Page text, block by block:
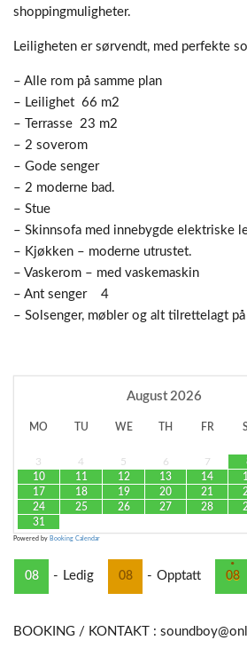
shoppingmuligheter.
Leiligheten er sørvendt, med perfekte
– Alle rom på samme plan
– Leilighet 66 m2
– Terrasse 23 m2
– 2 soverom
– Gode senger
– 2 moderne bad.
– Stue
– Skinnsofa med innebygde elektriske
– Kjøkken – moderne utrustet.
– Vaskerom – med vaskemaskin
– Ant senger 4
– Solsenger, møbler og alt tilrettelagt
August 2026
MO TU WE TH FR
3
4 5 6 7
10
11 12 13 14
17
18 19 20 21
24
25 26 27 28
31
Powered by Booking Calendar
08 - Ledig 08 - Opptatt
·
08
BOOKING / KONTAKT :